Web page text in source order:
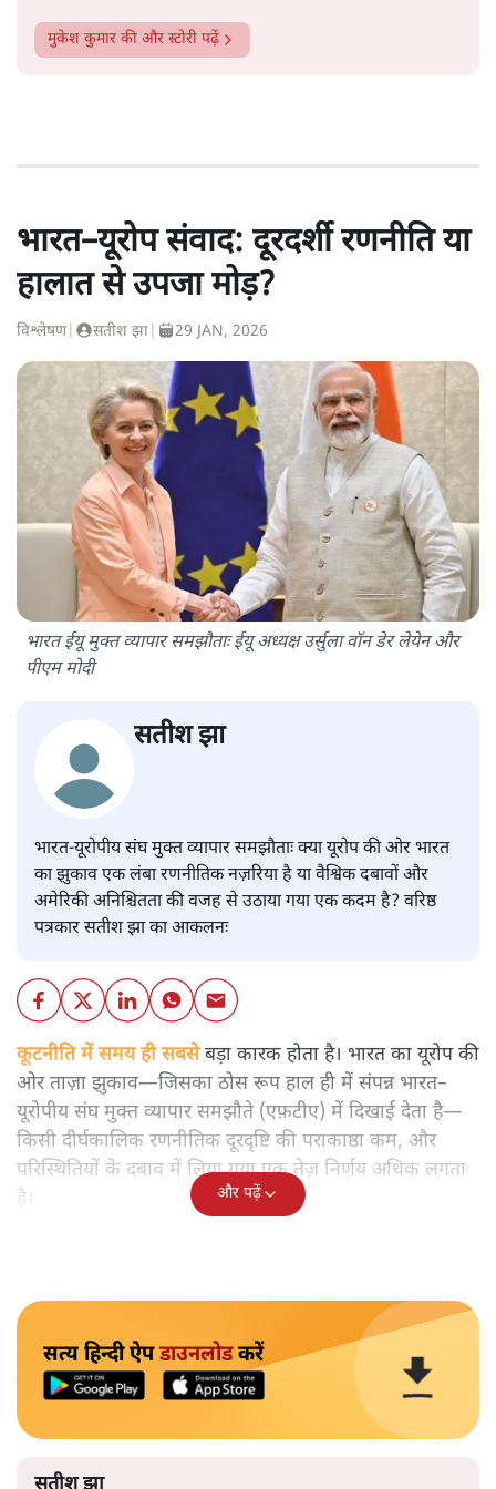
मुकेश कुमार की और स्टोरी पढ़ें
भारत–यूरोप संवाद: दूरदर्शी रणनीति या
हालात से उपजा मोड़?
विश्लेषण| सतीश झा 29 JAN, 2026
भारत ईयू मुक्त व्यापार समझौताः ईयू अध्यक्ष उर्सुला वॉन डेर लेयेन और
पीएम मोदी
सतीश झा
भारत-यूरोपीय संघ मुक्त व्यापार समझौताः क्या यूरोप की ओर भारत
का झुकाव एक लंबा रणनीतिक नज़रिया है या वैश्विक दबावों और
अमेरिकी अनिश्चितता की वजह से उठाया गया एक कदम है? वरिष्ठ
पत्रकार सतीश झा का आकलनः
कूटनीति में समय ही सबसेबड़ा कारक होता है। भारत का यूरोप की
ओर ताज़ा झुकाव—जिसका ठोस रूप हाल ही में संपन्न भारत–
यूरोपीय संघ मुक्त व्यापार समझौते (एफ़टीए) में दिखाई देता है—
किसी दीर्घकालिक रणनीतिक दूरदृष्टि की पराकाष्ठा कम, और
परिस्थितियों के दबाव में लिया गया एक तेज़ निर्णय अधिक लगता
है।
और पढ़ें
सत्य हिन्दी ऐपडाउनलोडकरें